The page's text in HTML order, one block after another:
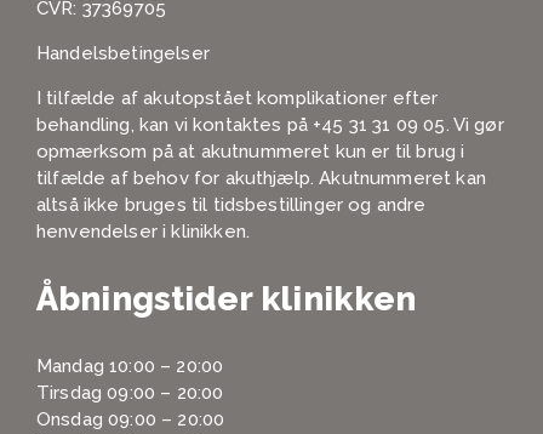
CVR: 37369705
Handelsbetingelser
I tilfælde af akutopstået komplikationer efter
behandling, kan vi kontaktes på +45 31 31 09 05. Vi gør
opmærksom på at akutnummeret kun er til brug i
tilfælde af behov for akuthjælp. Akutnummeret kan
altså ikke bruges til tidsbestillinger og andre
henvendelser i klinikken.
Åbningstider klinikken
Mandag 10:00 – 20:00
Tirsdag 09:00 – 20:00
Onsdag 09:00 – 20:00